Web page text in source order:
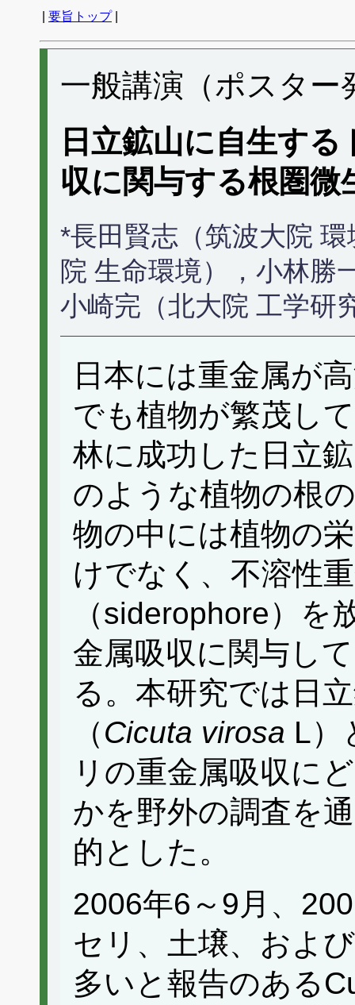
要旨トップ|
一般講演（ポスター
日立鉱山に自生す
収に関与する根圏微
*長田賢志（筑波大院
院 生命環境），小林勝
小崎完（北大院 工学研
日本には重金属が
でも植物が繁茂し
林に成功した日立
のような植物の根
物の中には植物の
けでなく、不溶性
（siderophore）を
金属吸収に関与し
る。本研究では日
（Cicuta virosa L）
リの重金属吸収に
かを野外の調査を
的とした。
2006年6～9月、
セリ、土壌、およ
多いと報告のある